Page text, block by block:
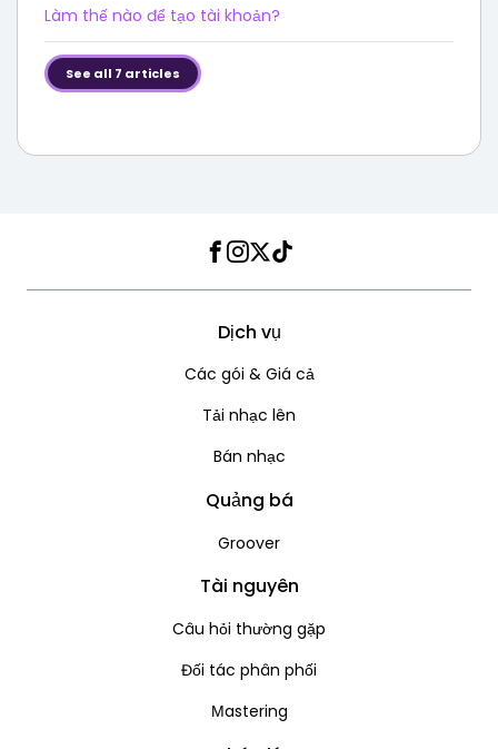
Làm thế nào để tạo tài khoản?
See all 7 articles
Facebook
Instagram
Twitter
TikTok
Dịch vụ
Các gói & Giá cả
Tải nhạc lên
Bán nhạc
Quảng bá
Groover
Tài nguyên
Câu hỏi thường gặp
Đối tác phân phối
Мastering